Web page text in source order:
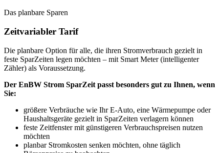
Das planbare Sparen
Zeitvariabler Tarif
Die planbare Option für alle, die ihren Stromverbrauch gezielt in
feste SparZeiten legen möchten – mit Smart Meter (intelligenter
Zähler) als Voraussetzung.
Der EnBW Strom SparZeit passt besonders gut zu Ihnen, wenn
Sie:
größere Verbräuche wie Ihr E-Auto, eine Wärmepumpe oder
Haushaltsgeräte gezielt in SparZeiten verlagern können
feste Zeitfenster mit günstigeren Verbrauchspreisen nutzen
möchten
planbar Stromkosten senken möchten, ohne täglich